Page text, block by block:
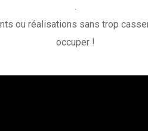
.
ou réalisations sans trop
occuper !